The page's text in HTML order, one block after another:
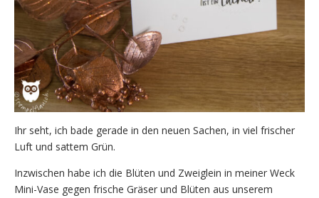
Ihr seht, ich bade gerade in den neuen Sachen, in viel frischer
Luft und sattem Grün.
Inzwischen habe ich die Blüten und Zweiglein in meiner Weck
Mini-Vase gegen frische Gräser und Blüten aus unserem